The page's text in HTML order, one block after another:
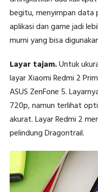
begitu, menyimpan data
aplikasi dan game jadi
murni yang bisa
Layar tajam.Untuk
layar Xiaomi Redmi 2
ASUS ZenFone 5.
720p, namun terlihat
akurat. Layar Redmi 2
pelindung Dragontrail.